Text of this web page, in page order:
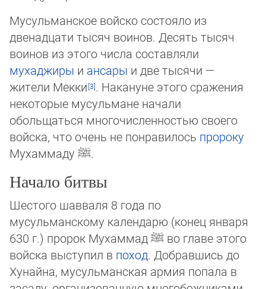
Мусульманское войско состояло из
двенадцати тысяч воинов. Десять тысяч
воинов из этого числа составляли
мухаджиры и ансары и две тысячи —
жители Мекки
. На­ка­ну­не этого сражения
некоторые мусульмане начали
обольщаться многочис­лен­нос­тью своего
войска, что очень не понравилось пророку
Мухаммаду ﷺ.
Начало битвы
Шестого шавваля 8 года по
мусульманскому календарю (конец января
630 г.) пророк Му­хаммад ﷺ во главе этого
войска выступил в поход. Добравшись до
Хунайна, му­суль­ман­ская армия попала в